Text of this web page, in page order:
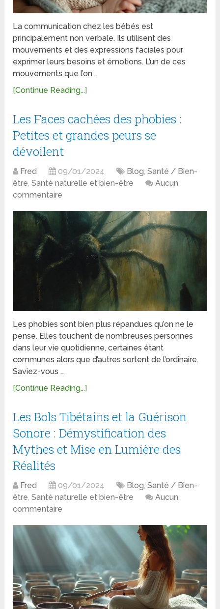
La communication chez les bébés est
principalement non verbale. Ils utilisent des
mouvements et des expressions faciales pour
exprimer leurs besoins et émotions. L’un de ces
mouvements que l’on …
[Continue Reading...]
Les Faces cachées des phobies :
Petites et grandes peurs se
dévoilent
Fred 09/01/2024 Blog,Santé / Bien-
être,Santé naturelle et bien-être
Aucun
commentaire
Les phobies sont bien plus répandues qu’on ne le
pense. Elles touchent de nombreuses personnes
dans leur vie quotidienne, certaines étant
communes alors que d’autres sortent de l’ordinaire.
Saviez-vous …
[Continue Reading...]
Les Bols Tibétains et la Guérison
Sonore : Démystification des
Mythes et Mise en Lumière des
Réalités
Fred 09/01/2024 Blog,Santé / Bien-
être,Santé naturelle et bien-être
Aucun
commentaire